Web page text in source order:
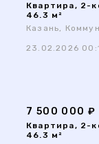
Квартира, 2-
46.3 м²
Казань,
23.02.2026
7 500 000 ₽
Квартира, 2-
46.3 м²